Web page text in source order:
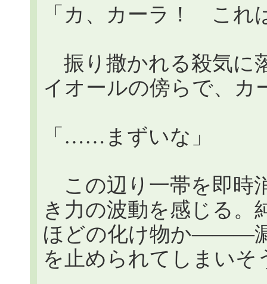
「カ、カーラ！ こ
振り撒かれる殺気に
イオールの傍らで、カ
「……まずいな」
この辺り一帯を即時
き力の波動を感じる。
ほどの化け物か―――
を止められてしまいそ